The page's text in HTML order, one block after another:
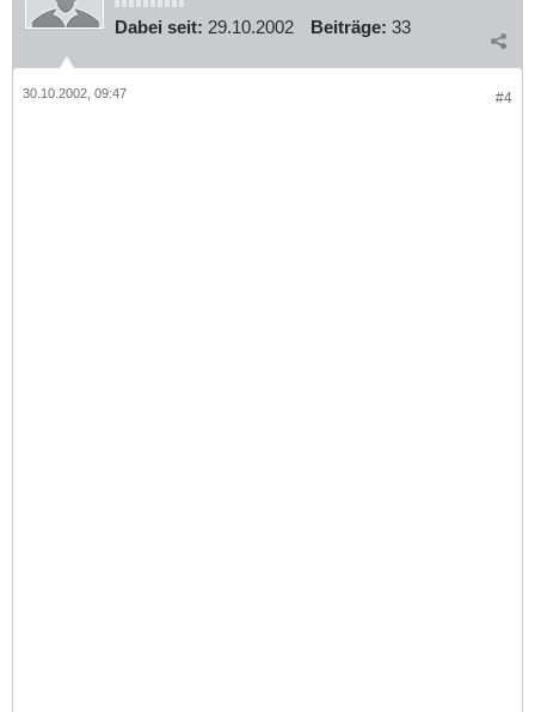
Dabei seit: 29.10.2002 Beiträge: 33
#4
30.10.2002, 09:47